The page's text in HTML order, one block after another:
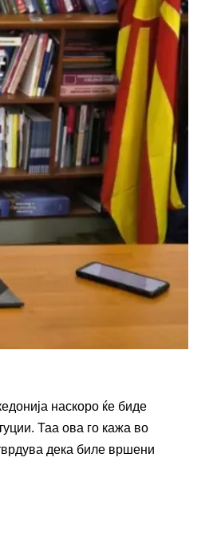
наскоро ќе биде
Таа ова го кажа во
дека биле вршени